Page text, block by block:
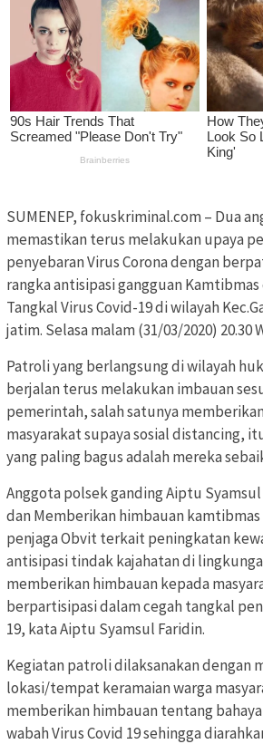
SUMENEP, fokuskriminal.com – Dua
memastikan terus melakukan upaya
penyebaran Virus Corona dengan
rangka antisipasi gangguan Kamtibmas
Tangkal Virus Covid-19 di wilayah
jatim. Selasa malam (31/03/2020) 20.30
Patroli yang berlangsung di wilayah
berjalan terus melakukan imbauan
pemerintah, salah satunya
masyarakat supaya sosial distancing,
yang paling bagus adalah mereka
Anggota polsek ganding Aiptu
dan Memberikan himbauan
penjaga Obvit terkait peningkatan
antisipasi tindak kajahatan di
memberikan himbauan kepada
berpartisipasi dalam cegah tangkal
19, kata Aiptu Syamsul Faridin.
Kegiatan patroli dilaksanakan dengan
lokasi/tempat keramaian warga
memberikan himbauan tentang
wabah Virus Covid 19 sehingga